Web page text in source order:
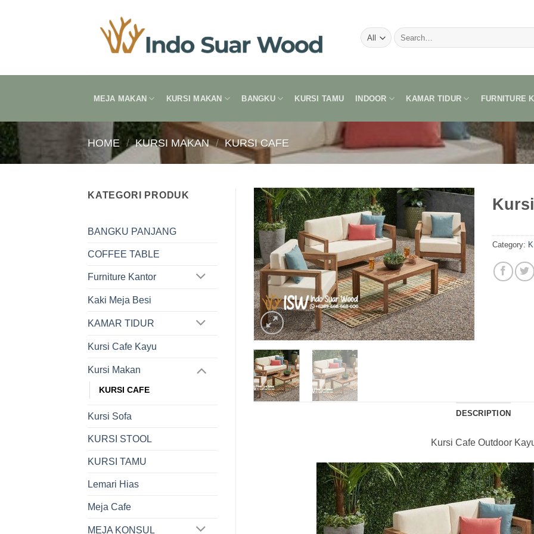
Search
for:
MEJA MAKAN KURSI MAKAN BANGKU KURSI TAMU INDOOR KAMAR TIDUR FURNITURE
HOME / KURSI MAKAN / KURSI CAFE
KATEGORI PRODUK
BANGKU PANJANG
COFFEE TABLE
Furniture Kantor
Kaki Meja Besi
KAMAR TIDUR
Kursi Cafe Kayu
Kursi Makan
KURSI CAFE
Kursi Sofa
KURSI STOOL
KURSI TAMU
Lemari Hias
Meja Cafe
MEJA KONSUL
Category:
DESCRIPTION
Kursi Cafe Outdoor